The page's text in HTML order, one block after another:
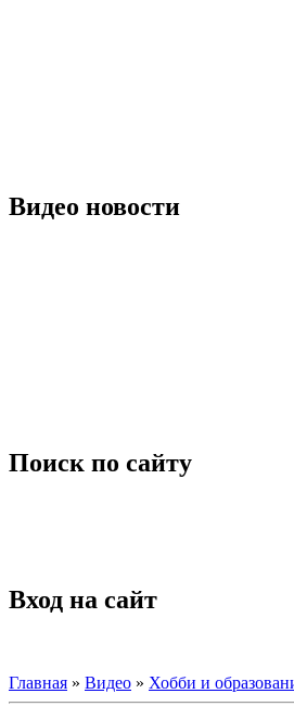
Видео новости
Поиск по сайту
Вход на сайт
Главная » Видео » Хобби и